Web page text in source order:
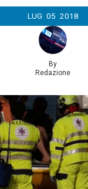
LUG 05 2018
By
Redazione